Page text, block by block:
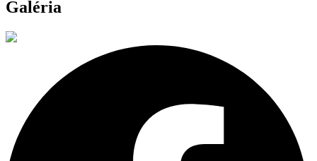
Galéria